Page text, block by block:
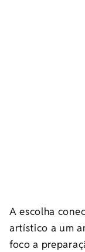
A escolha
artístico a um
foco a